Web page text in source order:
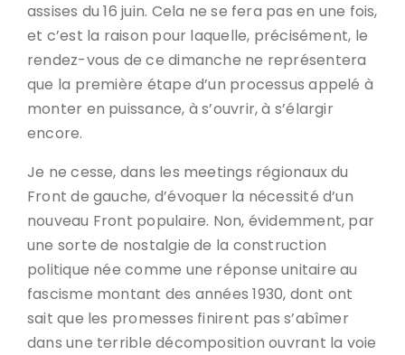
assises du 16 juin. Cela ne se fera pas en une fois,
et c’est la raison pour laquelle, précisément, le
rendez-vous de ce dimanche ne représentera
que la première étape d’un processus appelé à
monter en puissance, à s’ouvrir, à s’élargir
encore.
Je ne cesse, dans les meetings régionaux du
Front de gauche, d’évoquer la nécessité d’un
nouveau Front populaire. Non, évidemment, par
une sorte de nostalgie de la construction
politique née comme une réponse unitaire au
fascisme montant des années 1930, dont ont
sait que les promesses finirent pas s’abîmer
dans une terrible décomposition ouvrant la voie